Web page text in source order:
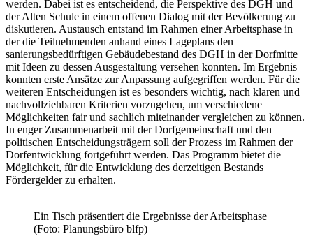
werden. Dabei ist es entscheidend, die Perspektive des DGH und
der Alten Schule in einem offenen Dialog mit der Bevölkerung zu
diskutieren. Austausch entstand im Rahmen einer Arbeitsphase in
der die Teilnehmenden anhand eines Lageplans den
sanierungsbedürftigen Gebäudebestand des DGH in der Dorfmitte
mit Ideen zu dessen Ausgestaltung versehen konnten. Im Ergebnis
konnten erste Ansätze zur Anpassung aufgegriffen werden. Für die
weiteren Entscheidungen ist es besonders wichtig, nach klaren und
nachvollziehbaren Kriterien vorzugehen, um verschiedene
Möglichkeiten fair und sachlich miteinander vergleichen zu können.
In enger Zusammenarbeit mit der Dorfgemeinschaft und den
politischen Entscheidungsträgern soll der Prozess im Rahmen der
Dorfentwicklung fortgeführt werden. Das Programm bietet die
Möglichkeit, für die Entwicklung des derzeitigen Bestands
Fördergelder zu erhalten.
Ein Tisch präsentiert die Ergebnisse der Arbeitsphase
(Foto: Planungsbüro blfp)